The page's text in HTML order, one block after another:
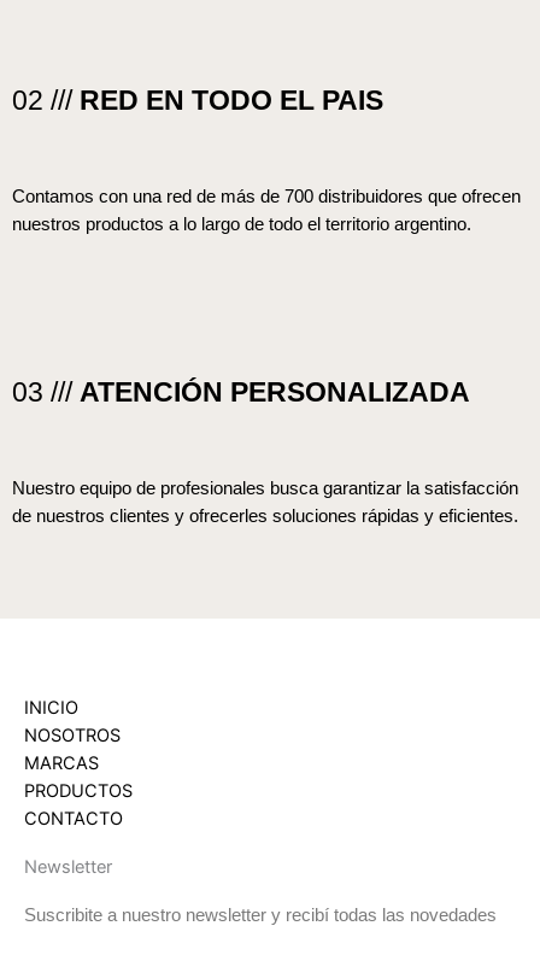
02 /// RED EN TODO EL PAIS
Contamos con una red de más de 700 distribuidores que ofrecen
nuestros productos a lo largo de todo el territorio argentino.
03 /// ATENCIÓN PERSONALIZADA
Nuestro equipo de profesionales busca garantizar la satisfacción
de nuestros clientes y ofrecerles soluciones rápidas y eficientes.
INICIO
NOSOTROS
MARCAS
PRODUCTOS
CONTACTO
Newsletter
Suscribite a nuestro newsletter y recibí todas las novedades